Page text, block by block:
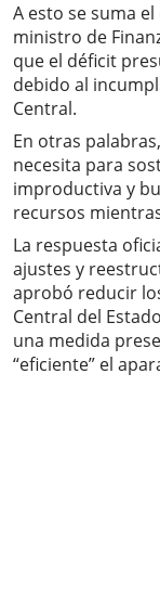
A esto se suma
ministro de
que el déficit
debido al
Central.
En otras
necesita para
improductiva y
recursos
La respuesta
ajustes y
aprobó reducir
Central del
una medida
“eficiente” el